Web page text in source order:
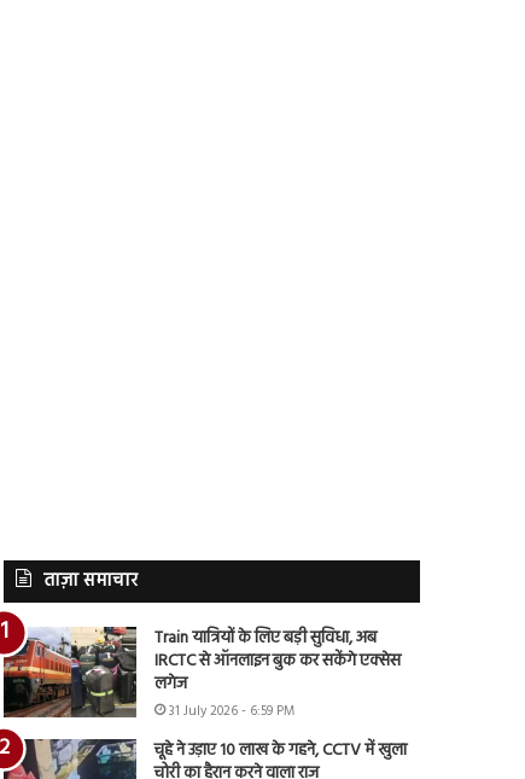
ताज़ा समाचार
Train यात्रियों के लिए बड़ी सुविधा, अब
IRCTC से ऑनलाइन बुक कर सकेंगे एक्सेस
लगेज
31 July 2026 - 6:59 PM
चूहे ने उड़ाए 10 लाख के गहने, CCTV में खुला
चोरी का हैरान करने वाला राज